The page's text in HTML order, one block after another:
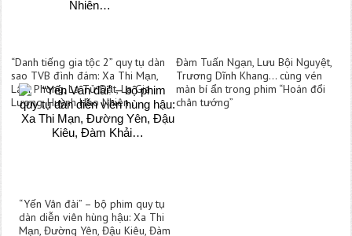
“Danh tiếng gia tộc 2” quy tụ dàn
sao TVB đình đám: Xa Thi Mạn,
Lâm Phong, La Tử Dật, La Gia
Lương, Huỳnh Hạo Nhiên…
Đàm Tuấn Ngạn, Lưu Bội Nguyệt,
Trương Dĩnh Khang… cùng vén
màn bí ẩn trong phim “Hoán đổi
chân tướng”
“Yến Vân đài” – bộ phim quy tụ
dàn diễn viên hùng hậu: Xa Thi
Mạn, Đường Yên, Đậu Kiêu, Đàm